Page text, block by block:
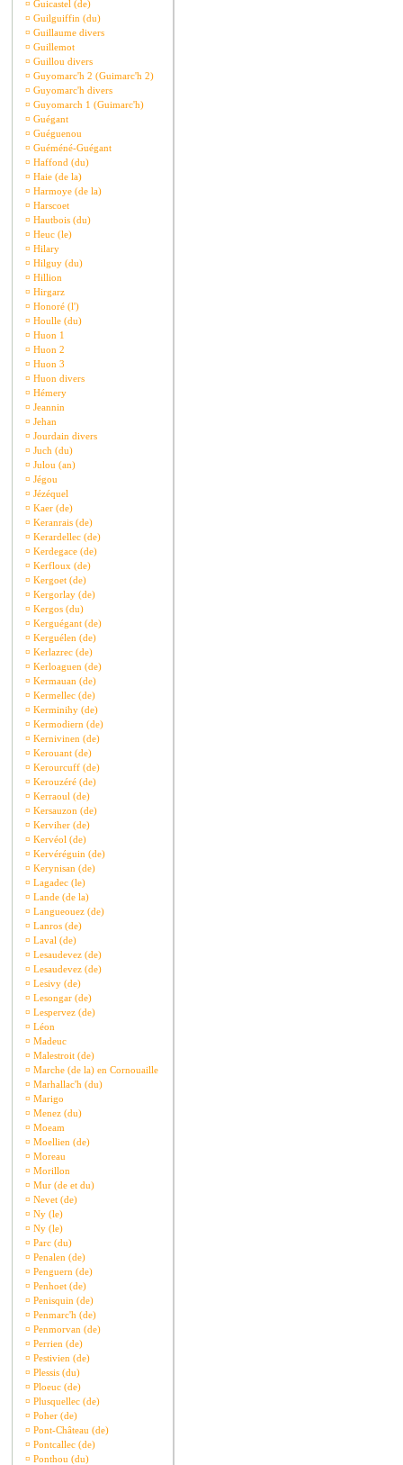
¤ Guicastel (de)
¤ Guilguiffin (du)
¤ Guillaume divers
¤ Guillemot
¤ Guillou divers
¤ Guyomarc'h 2 (Guimarc'h 2)
¤ Guyomarc'h divers
¤ Guyomarch 1 (Guimarc'h)
¤ Guégant
¤ Guéguenou
¤ Guéméné-Guégant
¤ Haffond (du)
¤ Haie (de la)
¤ Harmoye (de la)
¤ Harscoet
¤ Hautbois (du)
¤ Heuc (le)
¤ Hilary
¤ Hilguy (du)
¤ Hillion
¤ Hirgarz
¤ Honoré (l')
¤ Houlle (du)
¤ Huon 1
¤ Huon 2
¤ Huon 3
¤ Huon divers
¤ Hémery
¤ Jeannin
¤ Jehan
¤ Jourdain divers
¤ Juch (du)
¤ Julou (an)
¤ Jégou
¤ Jézéquel
¤ Kaer (de)
¤ Keranrais (de)
¤ Kerardellec (de)
¤ Kerdegace (de)
¤ Kerfloux (de)
¤ Kergoet (de)
¤ Kergorlay (de)
¤ Kergos (du)
¤ Kerguégant (de)
¤ Kerguélen (de)
¤ Kerlazrec (de)
¤ Kerloaguen (de)
¤ Kermauan (de)
¤ Kermellec (de)
¤ Kerminihy (de)
¤ Kermodiern (de)
¤ Kernivinen (de)
¤ Kerouant (de)
¤ Kerourcuff (de)
¤ Kerouzéré (de)
¤ Kerraoul (de)
¤ Kersauzon (de)
¤ Kerviher (de)
¤ Kervéol (de)
¤ Kervéréguin (de)
¤ Kerynisan (de)
¤ Lagadec (le)
¤ Lande (de la)
¤ Langueouez (de)
¤ Lanros (de)
¤ Laval (de)
¤ Lesaudevez (de)
¤ Lesaudevez (de)
¤ Lesivy (de)
¤ Lesongar (de)
¤ Lespervez (de)
¤ Léon
¤ Madeuc
¤ Malestroit (de)
¤ Marche (de la) en Cornouaille
¤ Marhallac'h (du)
¤ Marigo
¤ Menez (du)
¤ Moeam
¤ Moellien (de)
¤ Moreau
¤ Morillon
¤ Mur (de et du)
¤ Nevet (de)
¤ Ny (le)
¤ Ny (le)
¤ Parc (du)
¤ Penalen (de)
¤ Penguern (de)
¤ Penhoet (de)
¤ Penisquin (de)
¤ Penmarc'h (de)
¤ Penmorvan (de)
¤ Perrien (de)
¤ Pestivien (de)
¤ Plessis (du)
¤ Ploeuc (de)
¤ Plusquellec (de)
¤ Poher (de)
¤ Pont-Château (de)
¤ Pontcallec (de)
¤ Ponthou (du)